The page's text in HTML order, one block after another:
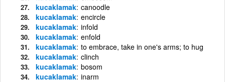
kucaklamak canoodle
kucaklamak encircle
kucaklamak infold
kucaklamak enfold
kucaklamak to embrace, take in one's arms; to hug
kucaklamak clinch
kucaklamak bosom
kucaklamak inarm